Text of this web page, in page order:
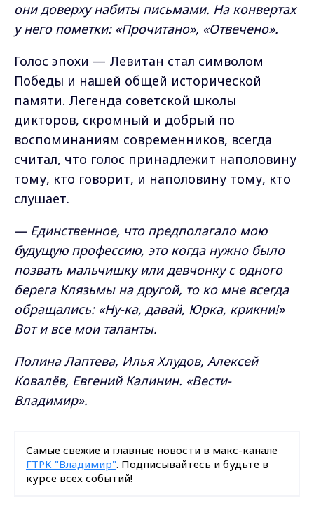
они доверху набиты письмами. На конвертах
у него пометки: «Прочитано», «Отвечено».
Голос эпохи — Левитан стал символом
Победы и нашей общей исторической
памяти. Легенда советской школы
дикторов, скромный и добрый по
воспоминаниям современников, всегда
считал, что голос принадлежит наполовину
тому, кто говорит, и наполовину тому, кто
слушает.
— Единственное, что предполагало мою
будущую профессию, это когда нужно было
позвать мальчишку или девчонку с одного
берега Клязьмы на другой, то ко мне всегда
обращались: «Ну-ка, давай, Юрка, крикни!»
Вот и все мои таланты.
Полина Лаптева, Илья Хлудов, Алексей
Ковалёв, Евгений Калинин. «Вести-
Владимир».
Самые свежие и главные новости в макс-канале
ГТРК "Владимир". Подписывайтесь и будьте в
курсе всех событий!